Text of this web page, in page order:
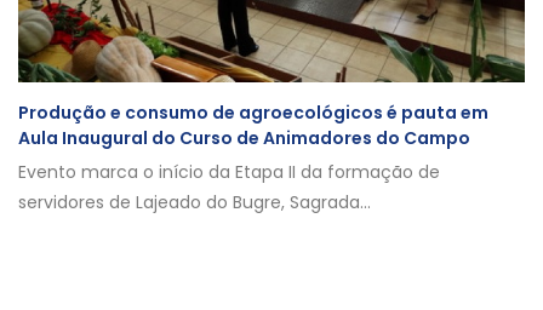
Produção e consumo de agroecológicos é pauta em
Aula Inaugural do Curso de Animadores do Campo
Evento marca o início da Etapa II da formação de
servidores de Lajeado do Bugre, Sagrada...